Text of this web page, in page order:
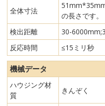
全体寸法
の長さです。
検出距離
30-
反応時間
≤15ミリ秒
機械データ
ハウジング材
質
きんぞく